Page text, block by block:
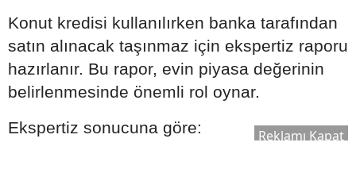
Konut kredisi kullanılırken banka tarafından
satın alınacak taşınmaz için ekspertiz raporu
hazırlanır. Bu rapor, evin piyasa değerinin
belirlenmesinde önemli rol oynar.
Ekspertiz sonucuna göre:
Reklamı Kapat